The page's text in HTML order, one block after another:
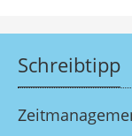
Schreibtipp